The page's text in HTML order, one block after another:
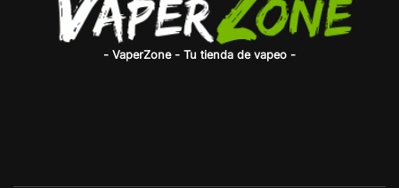
- VaperZone - Tu tienda de vapeo -